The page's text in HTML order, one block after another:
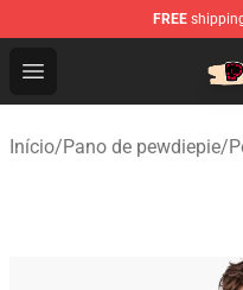
FREE
Open menu
PewDiePie Store -
Início/Pano de pewdiepie/